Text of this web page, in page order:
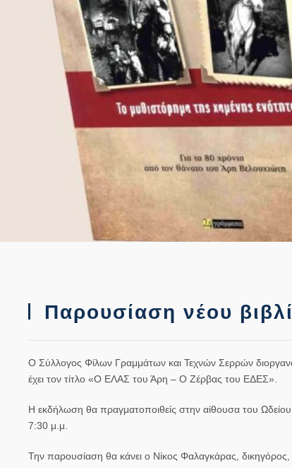
Παρουσίαση νέου
Ο Σύλλογος Φίλων Γραμμάτων και Τεχνών Σερρών
έχει τον τίτλο «Ο ΕΛΑΣ του Άρη – Ο Ζέρβας του ΕΔΕΣ».
Η εκδήλωση θα πραγματοποιθείς στην αίθουσα του
7:30 μ.μ.
Την παρουσίαση θα κάνει ο Νίκος Φαλαγκάρας, δικηγόρος,